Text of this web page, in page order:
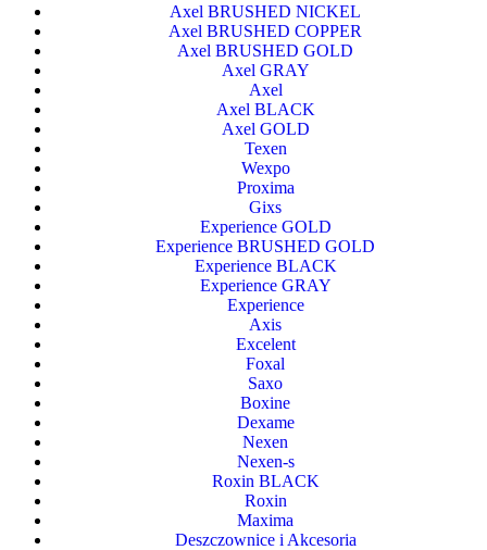
Axel BRUSHED NICKEL
Axel BRUSHED COPPER
Axel BRUSHED GOLD
Axel GRAY
Axel
Axel BLACK
Axel GOLD
Texen
Wexpo
Proxima
Gixs
Experience GOLD
Experience BRUSHED GOLD
Experience BLACK
Experience GRAY
Experience
Axis
Excelent
Foxal
Saxo
Boxine
Dexame
Nexen
Nexen-s
Roxin BLACK
Roxin
Maxima
Deszczownice i Akcesoria